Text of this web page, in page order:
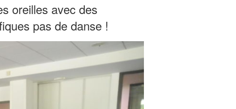
oreilles avec des
pas de danse !